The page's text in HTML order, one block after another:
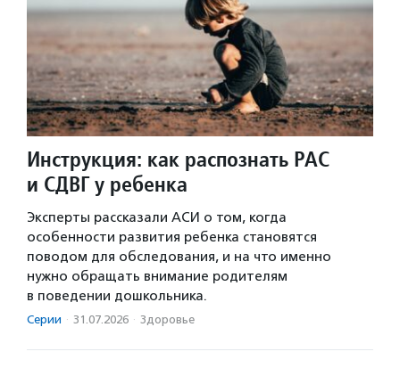
Инструкция: как распознать РАС
и СДВГ у ребенка
Эксперты рассказали АСИ о том, когда
особенности развития ребенка становятся
поводом для обследования, и на что именно
нужно обращать внимание родителям
в поведении дошкольника.
Серии · 31.07.2026 · Здоровье